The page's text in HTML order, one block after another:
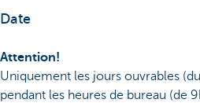
Date
Attention!
Uniquement les jours ouvrables
pendant les heures de bureau (de